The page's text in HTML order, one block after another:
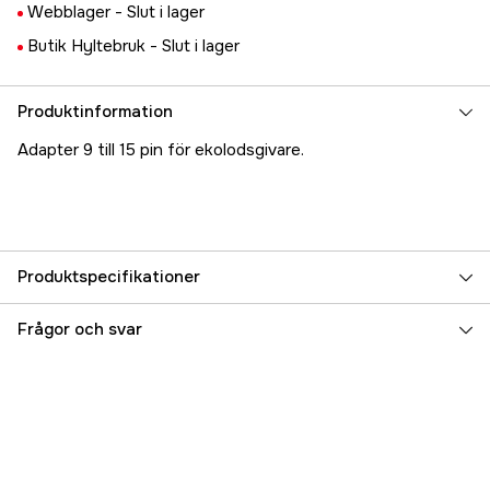
Webblager - Slut i lager
Butik Hyltebruk - Slut i lager
Produktinformation
Adapter 9 till 15 pin för ekolodsgivare.
Produktspecifikationer
Referensnummer 5000022708
Frågor och svar